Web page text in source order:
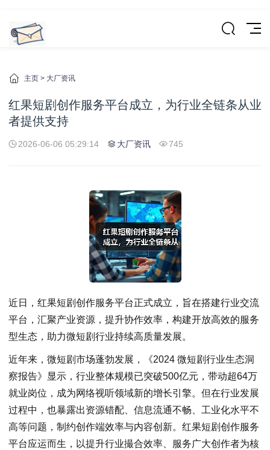
主页 > 大厂资讯
红果短剧创作服务平台成立，为行业全链条从业
者提供支持
2026-06-06 05:29:14 大厂资讯 745
近日，红果短剧创作服务平台正式成立，旨在搭建行业交流
平台，汇聚产业资源，提升协作效率，构建开放高效的服务
型生态，助力微短剧行业持续高质量发展。
近年来，微短剧市场蓬勃发展，《2024 微短剧行业生态洞
察报告》显示，行业整体规模已突破500亿元，带动超64万
就业岗位，成为网络视听领域新的增长引擎。但在行业发展
过程中，也暴露出资源错配、信息流通不畅、工业化水平不
高等问题，制约创作端效率与内容创新。红果短剧创作服务
平台应运而生，以提升行业撮合效率、服务广大创作者为核